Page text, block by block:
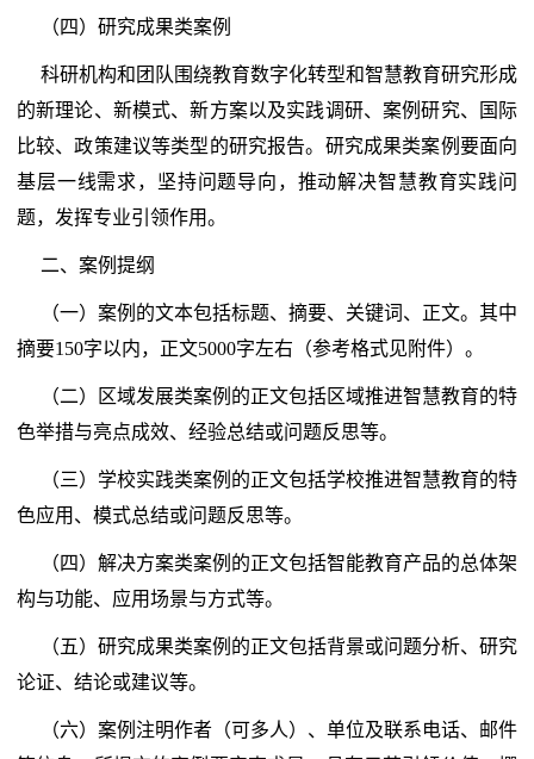
（四）研究成果类案例
科研机构和团队围绕教育数字化转型和智慧教育研究形成
的新理论、新模式、新方案以及实践调研、案例研究、国际
比较、政策建议等类型的研究报告。研究成果类案例要面向
基层一线需求，坚持问题导向，推动解决智慧教育实践问
题，发挥专业引领作用。
二、案例提纲
（一）案例的文本包括标题、摘要、关键词、正文。其中
摘要150字以内，正文5000字左右（参考格式见附件）。
（二）区域发展类案例的正文包括区域推进智慧教育的特
色举措与亮点成效、经验总结或问题反思等。
（三）学校实践类案例的正文包括学校推进智慧教育的特
色应用、模式总结或问题反思等。
（四）解决方案类案例的正文包括智能教育产品的总体架
构与功能、应用场景与方式等。
（五）研究成果类案例的正文包括背景或问题分析、研究
论证、结论或建议等。
（六）案例注明作者（可多人）、单位及联系电话、邮件